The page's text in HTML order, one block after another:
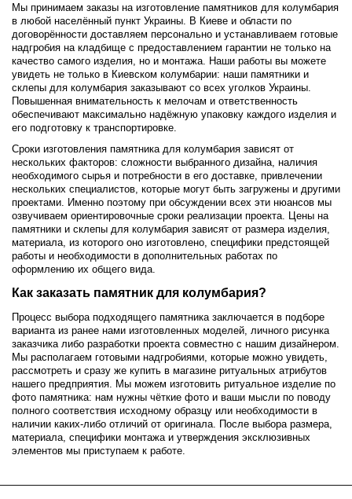
Мы принимаем заказы на изготовление памятников для колумбария
в любой населённый пункт Украины. В Киеве и области по
договорённости доставляем персонально и устанавливаем готовые
надгробия на кладбище с предоставлением гарантии не только на
качество самого изделия, но и монтажа. Наши работы вы можете
увидеть не только в Киевском колумбарии: наши памятники и
склепы для колумбария заказывают со всех уголков Украины.
Повышенная внимательность к мелочам и ответственность
обеспечивают максимально надёжную упаковку каждого изделия и
его подготовку к транспортировке.
Сроки изготовления памятника для колумбария зависят от
нескольких факторов: сложности выбранного дизайна, наличия
необходимого сырья и потребности в его доставке, привлечении
нескольких специалистов, которые могут быть загружены и другими
проектами. Именно поэтому при обсуждении всех эти нюансов мы
озвучиваем ориентировочные сроки реализации проекта. Цены на
памятники и склепы для колумбария зависят от размера изделия,
материала, из которого оно изготовлено, специфики предстоящей
работы и необходимости в дополнительных работах по
оформлению их общего вида.
Как заказать памятник для колумбария?
Процесс выбора подходящего памятника заключается в подборе
варианта из ранее нами изготовленных моделей, личного рисунка
заказчика либо разработки проекта совместно с нашим дизайнером.
Мы располагаем готовыми надгробиями, которые можно увидеть,
рассмотреть и сразу же купить в магазине ритуальных атрибутов
нашего предприятия. Мы можем изготовить ритуальное изделие по
фото памятника: нам нужны чёткие фото и ваши мысли по поводу
полного соответствия исходному образцу или необходимости в
наличии каких-либо отличий от оригинала. После выбора размера,
материала, специфики монтажа и утверждения эксклюзивных
элементов мы приступаем к работе.